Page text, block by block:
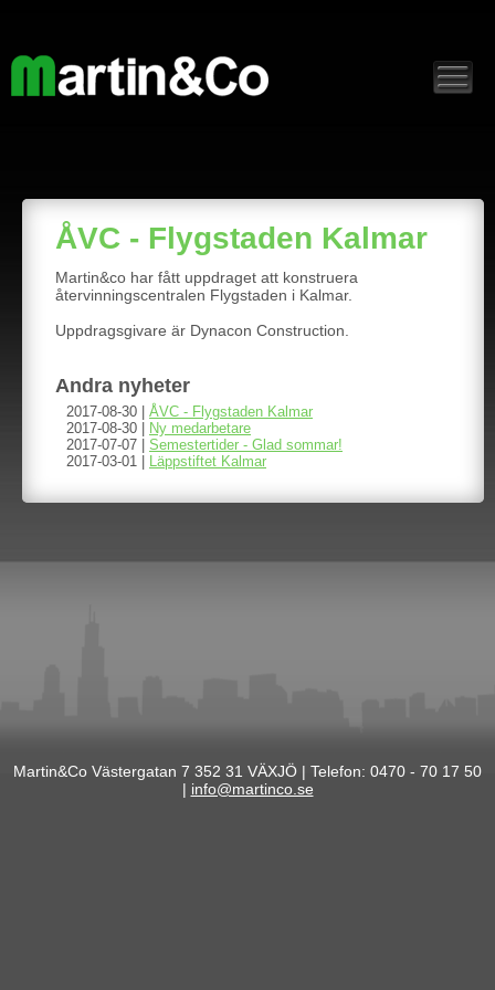
ÅVC - Flygstaden Kalmar
Martin&co har fått uppdraget att konstruera
återvinningscentralen Flygstaden i Kalmar.
Uppdragsgivare är Dynacon Construction.
Andra nyheter
2017-08-30 | ÅVC - Flygstaden Kalmar
2017-08-30 | Ny medarbetare
2017-07-07 | Semestertider - Glad sommar!
2017-03-01 | Läppstiftet Kalmar
Martin&Co Västergatan 7 352 31 VÄXJÖ | Telefon: 0470 - 70 17 50
| info@martinco.se